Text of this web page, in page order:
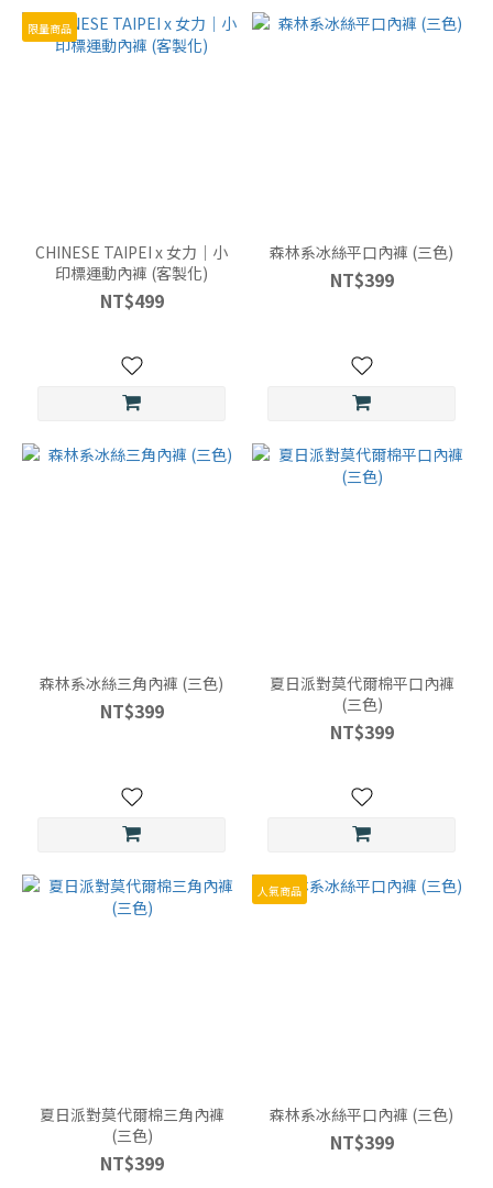
XL
(21)
限量商品
CHINESE TAIPEI x 女力｜小
印標運動內褲 (客製化)
NT$499
森林系冰絲平口內褲 (三色)
NT$399
森林系冰絲三角內褲 (三色)
NT$399
夏日派對莫代爾棉平口內褲
(三色)
NT$399
夏日派對莫代爾棉三角內褲
(三色)
NT$399
人氣商品
森林系冰絲平口內褲 (三色)
NT$399